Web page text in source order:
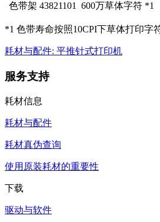
色带架 43821101 600万草体字符 *1
*1 色带寿命按照10CPI下草体打印字
耗材与配件: 平推针式打印机
服务支持
耗材信息
耗材与配件
耗材真伪查询
使用原装耗材的重要性
下载
驱动与软件